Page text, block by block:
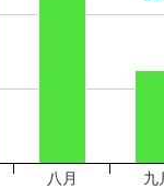
八月 九